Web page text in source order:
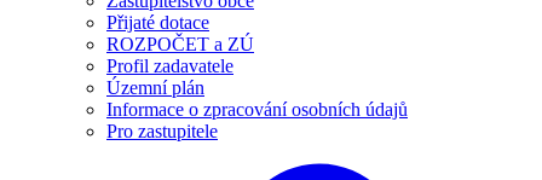
Přijaté dotace
ROZPOČET a ZÚ
Profil zadavatele
Územní plán
Informace o zpracování osobních údajů
Pro zastupitele